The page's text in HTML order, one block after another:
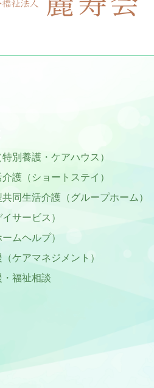
別養護・ケアハウス）
護（ショートステイ）
同生活介護（グループホーム）
サービス）
ムヘルプ）
ケアマネジメント）
福祉相談